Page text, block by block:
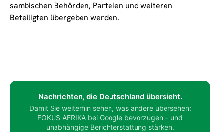
sambischen Behörden, Parteien und weiteren
Beteiligten übergeben werden.
Nachrichten, die Deutschland übersieht.
Damit Sie weiterhin sehen, was andere übersehen:
FOKUS AFRIKA bei Google bevorzugen – und
unabhängige Berichterstattung stärken.